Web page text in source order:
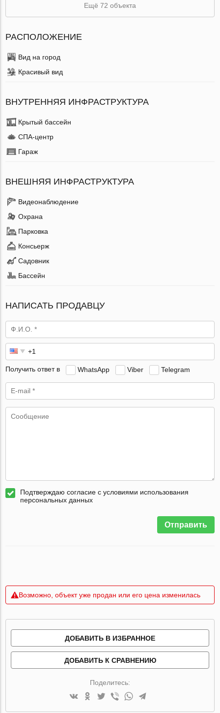
Ещё 72 объекта
РАСПОЛОЖЕНИЕ
Вид на город
Красивый вид
ВНУТРЕННЯЯ ИНФРАСТРУКТУРА
Крытый бассейн
СПА-центр
Гараж
ВНЕШНЯЯ ИНФРАСТРУКТУРА
Видеонаблюдение
Охрана
Парковка
Консьерж
Садовник
Бассейн
НАПИСАТЬ ПРОДАВЦУ
Получить ответ в WhatsApp Viber Telegram
Подтверждаю согласие с условиями использования
персональных данных
Отправить
Возможно, объект уже продан или его цена изменилась
ДОБАВИТЬ В ИЗБРАННОЕ
ДОБАВИТЬ К СРАВНЕНИЮ
Поделитесь: